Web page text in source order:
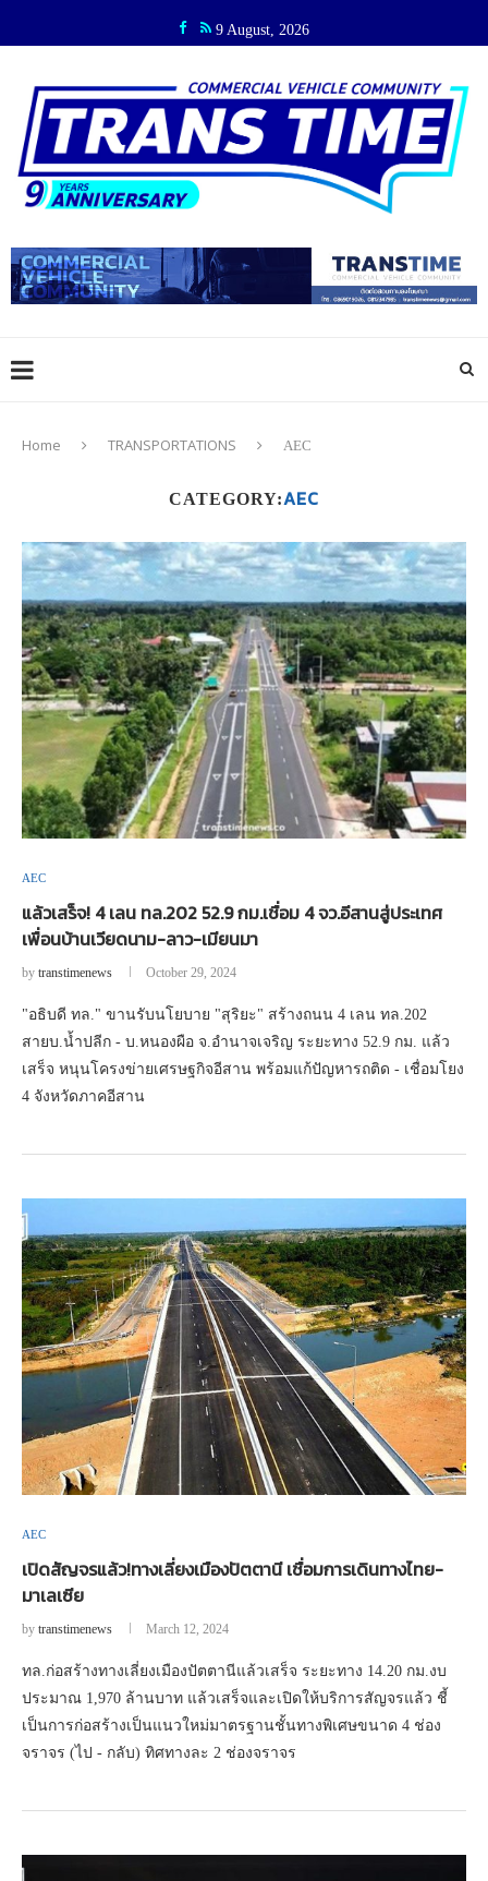
9 August, 2026
Home TRANSPORTATIONS AEC
CATEGORY:AEC
AEC
แล้วเสร็จ! 4 เลน ทล.202 52.9 กม.เชื่อม 4 จว.อีสานสู่ประเทศ
เพื่อนบ้านเวียดนาม-ลาว-เมียนมา
by transtimenews October 29, 2024
"อธิบดี ทล." ขานรับนโยบาย "สุริยะ" สร้างถนน 4 เลน ทล.202
สายบ.น้ำปลีก - บ.หนองผือ จ.อำนาจเจริญ ระยะทาง 52.9 กม. แล้ว
เสร็จ หนุนโครงข่ายเศรษฐกิจอีสาน พร้อมแก้ปัญหารถติด - เชื่อมโยง
4 จังหวัดภาคอีสาน
AEC
เปิดสัญจรแล้ว!ทางเลี่ยงเมืองปัตตานี เชื่อมการเดินทางไทย-
มาเลเซีย
by transtimenews March 12, 2024
ทล.ก่อสร้างทางเลี่ยงเมืองปัตตานีแล้วเสร็จ ระยะทาง 14.20 กม.งบ
ประมาณ 1,970 ล้านบาท แล้วเสร็จและเปิดให้บริการสัญจรแล้ว ชี้
เป็นการก่อสร้างเป็นแนวใหม่มาตรฐานชั้นทางพิเศษขนาด 4 ช่อง
จราจร (ไป - กลับ) ทิศทางละ 2 ช่องจราจร